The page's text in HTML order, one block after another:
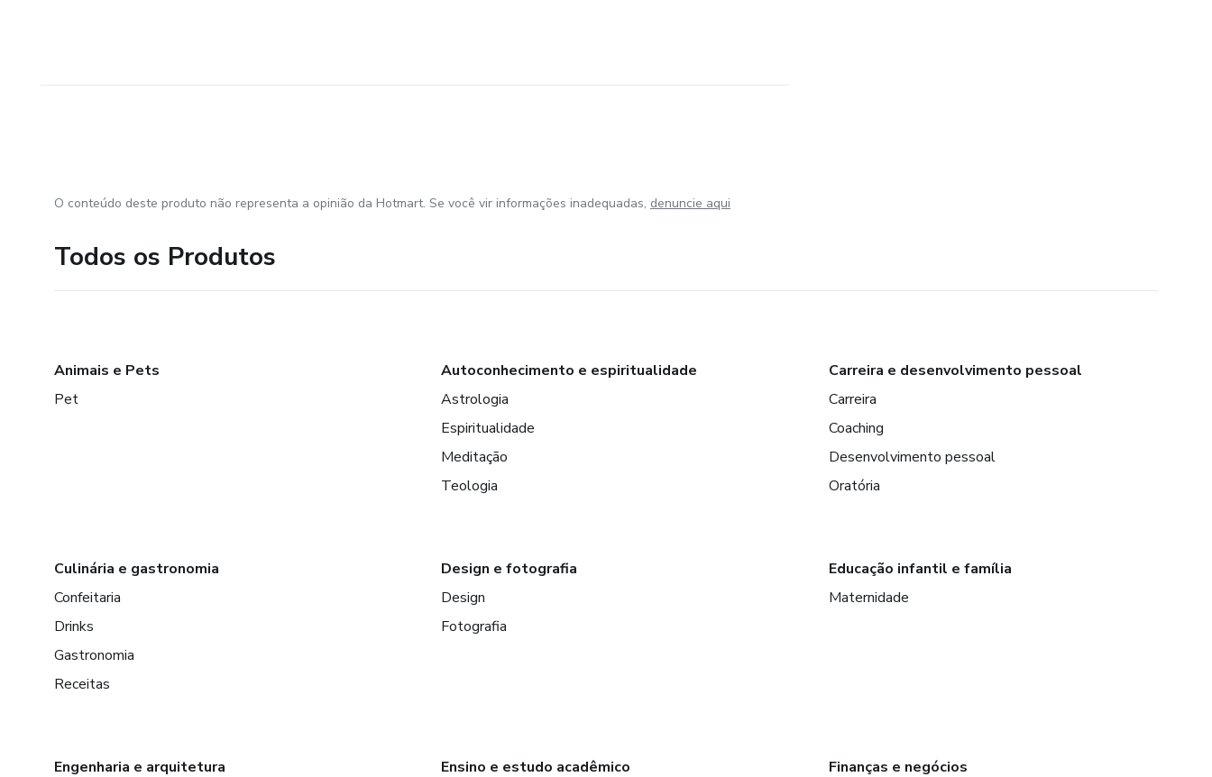
O conteúdo deste produto não representa a opinião da Hotmart. Se você vir informações inadequadas, denuncie aqui
Todos os Produtos
Animais e Pets
Pet
Autoconhecimento e espiritualidade
Astrologia
Espiritualidade
Meditação
Teologia
Carreira e desenvolvimento pessoal
Carreira
Coaching
Desenvolvimento pessoal
Oratória
Culinária e gastronomia
Confeitaria
Drinks
Gastronomia
Receitas
Design e fotografia
Design
Fotografia
Educação infantil e família
Maternidade
Engenharia e arquitetura
Ensino e estudo acadêmico
Finanças e negócios